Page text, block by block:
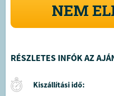
NEM
RÉSZLETES INFÓK AZ
Kiszállítási idő: